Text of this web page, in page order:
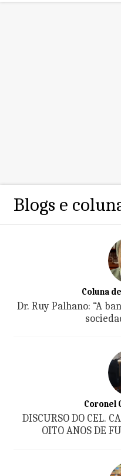
Blogs e
Coluna
Dr. Ruy Palhano: “A
Coronel
DISCURSO DO CEL.
OITO ANOS DE